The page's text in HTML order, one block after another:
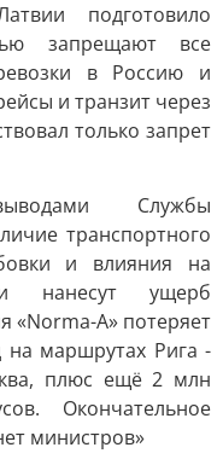
подготовило
запрещают все
в Россию и
и транзит через
только запрет
Службы
транспортного
и влияния на
нанесут ущерб
«Norma-A» потеряет
маршрутах Рига -
плюс ещё 2 млн
Окончательное
министров»